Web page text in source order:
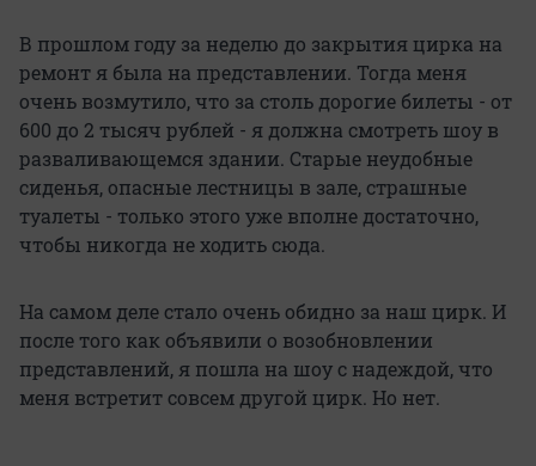
В прошлом году за неделю до закрытия цирка на
ремонт я была на представлении. Тогда меня
очень возмутило, что за столь дорогие билеты - от
600 до 2 тысяч рублей - я должна смотреть шоу в
разваливающемся здании. Старые неудобные
сиденья, опасные лестницы в зале, страшные
туалеты - только этого уже вполне достаточно,
чтобы никогда не ходить сюда.
На самом деле стало очень обидно за наш цирк. И
после того как объявили о возобновлении
представлений, я пошла на шоу с надеждой, что
меня встретит совсем другой цирк. Но нет.